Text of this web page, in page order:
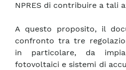
NPRES di contribuire a tali
A questo proposito, il
confronto tra tre
in particolare, da
fotovoltaici e sistemi di